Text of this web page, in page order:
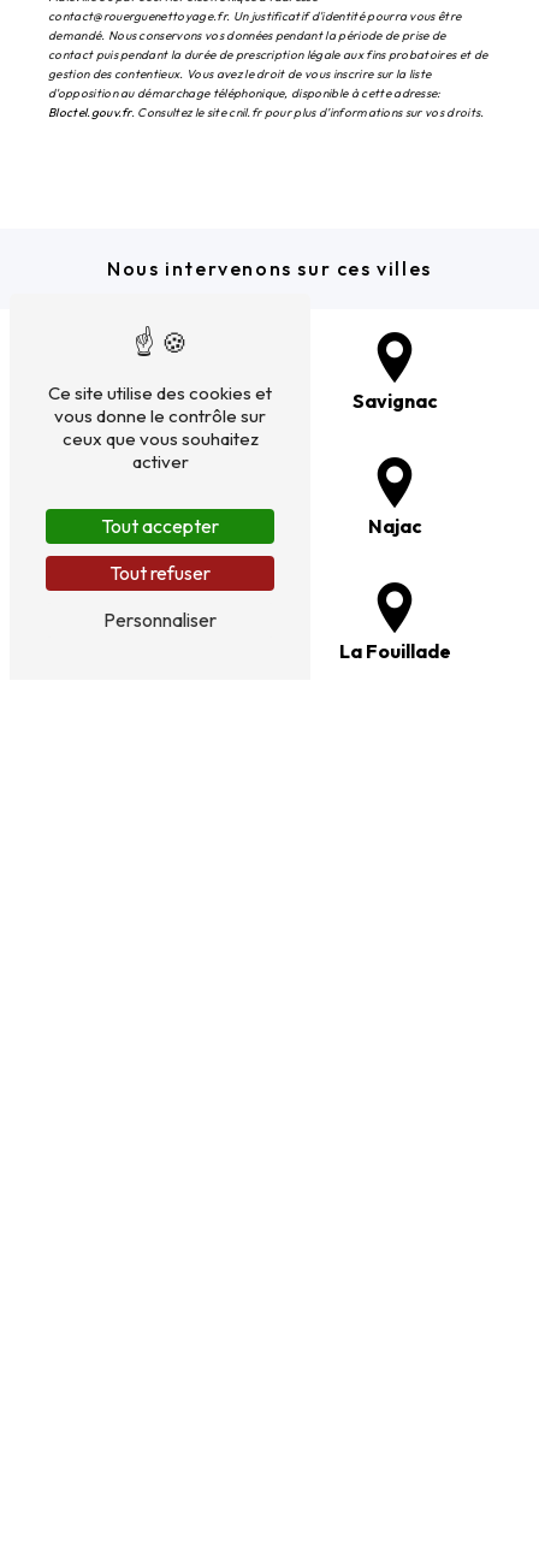
contact@rouerguenettoyage.fr. Un justificatif d'identité pourra vous être
demandé. Nous conservons vos données pendant la période de prise de
contact puis pendant la durée de prescription légale aux fins probatoires et de
gestion des contentieux. Vous avez le droit de vous inscrire sur la liste
d'opposition au démarchage téléphonique, disponible à cette adresse:
Bloctel.gouv.fr. Consultez le site cnil.fr pour plus d’informations sur vos droits.
Nous intervenons sur ces villes
Laguépie Savignac
Rieupeyroux Najac
La Fouillade
Ce site utilise des cookies et
vous donne le contrôle sur
ceux que vous souhaitez
activer
Tout accepter
Tout refuser
Personnaliser